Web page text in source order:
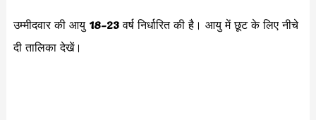
उम्मीदवार की आयु 18-23वर्ष निर्धारित की है। आयु में छूट के लिए नीचे
दी तालिका देखें।